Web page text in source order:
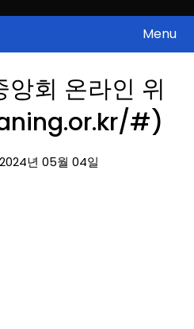
과대, 골든크로스, 상한가, 하한가 등
주식 정보.
Menu
회 온라인 위
#)
년 05월 04일